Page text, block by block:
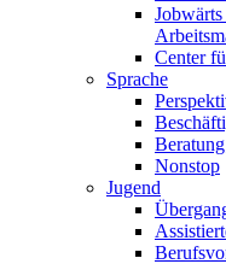
Center
Sprache
Nonstop
Jugend